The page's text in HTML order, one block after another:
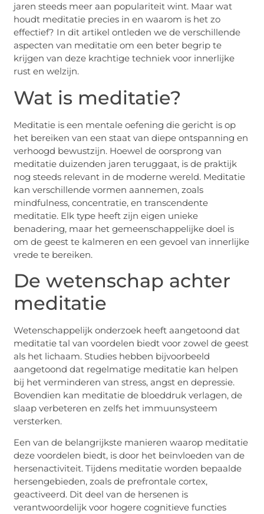
jaren steeds meer aan populariteit wint. Maar wat
houdt meditatie precies in en waarom is het zo
effectief? In dit artikel ontleden we de verschillende
aspecten van meditatie om een beter begrip te
krijgen van deze krachtige techniek voor innerlijke
rust en welzijn.
Wat is meditatie?
Meditatie is een mentale oefening die gericht is op
het bereiken van een staat van diepe ontspanning en
verhoogd bewustzijn. Hoewel de oorsprong van
meditatie duizenden jaren teruggaat, is de praktijk
nog steeds relevant in de moderne wereld. Meditatie
kan verschillende vormen aannemen, zoals
mindfulness, concentratie, en transcendente
meditatie. Elk type heeft zijn eigen unieke
benadering, maar het gemeenschappelijke doel is
om de geest te kalmeren en een gevoel van innerlijke
vrede te bereiken.
De wetenschap achter
meditatie
Wetenschappelijk onderzoek heeft aangetoond dat
meditatie tal van voordelen biedt voor zowel de geest
als het lichaam. Studies hebben bijvoorbeeld
aangetoond dat regelmatige meditatie kan helpen
bij het verminderen van stress, angst en depressie.
Bovendien kan meditatie de bloeddruk verlagen, de
slaap verbeteren en zelfs het immuunsysteem
versterken.
Een van de belangrijkste manieren waarop meditatie
deze voordelen biedt, is door het beïnvloeden van de
hersenactiviteit. Tijdens meditatie worden bepaalde
hersengebieden, zoals de prefrontale cortex,
geactiveerd. Dit deel van de hersenen is
verantwoordelijk voor hogere cognitieve functies